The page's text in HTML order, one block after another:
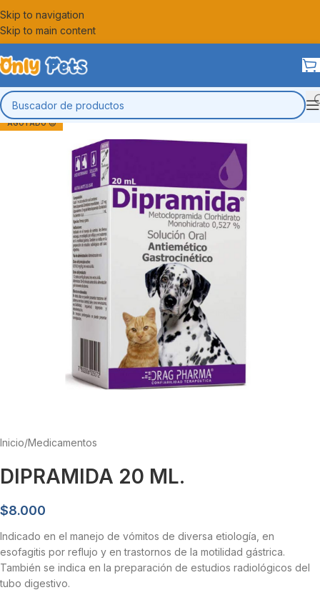
Skip to navigation
Skip to main content
AGOTADO 😔
Inicio/Medicamentos
DIPRAMIDA 20 ML.
$8.000
Indicado en el manejo de vómitos de diversa etiología, en
esofagitis por reflujo y en trastornos de la motilidad gástrica.
También se indica en la preparación de estudios radiológicos del
tubo digestivo.